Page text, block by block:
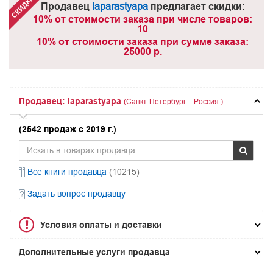
Продавец laparastyapaпредлагает скидки:
10% от стоимости заказа при числе товаров:
10
10% от стоимости заказа при сумме заказа:
25000 р.
Продавец: laparastyapa (Санкт-Петербург – Россия.)
(2542 продаж с 2019 г.)
Все книги продавца (10215)
Задать вопрос продавцу
Условия оплаты и доставки
Дополнительные услуги продавца